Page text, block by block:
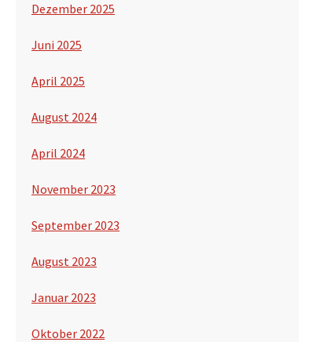
Dezember 2025
Juni 2025
April 2025
August 2024
April 2024
November 2023
September 2023
August 2023
Januar 2023
Oktober 2022